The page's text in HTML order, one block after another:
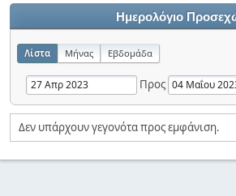
Ημερολόγιο
Λίστα Μήνας Εβδομάδα
Προς
Δεν υπάρχουν γεγονότα προς εμφάνιση.